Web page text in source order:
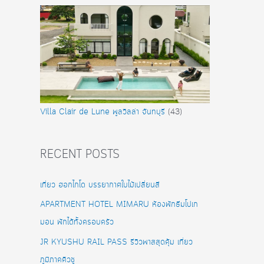
Villa Clair de Lune พูลวิลล่า จันทบุรี (43)
RECENT POSTS
เที่ยว ฮอกไกโด บรรยากาศใบไม้เปลี่ยนสี
APARTMENT HOTEL MIMARU ห้องพักธีมโปเก
มอน พักได้ทั้งครอบครัว
JR KYUSHU RAIL PASS รีวิวพาสสุดคุ้ม เที่ยว
ภูมิภาคคิวชู